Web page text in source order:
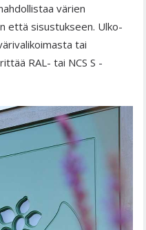
värien
että sisustukseen. Ulko-
tai
RAL- tai NCS S -